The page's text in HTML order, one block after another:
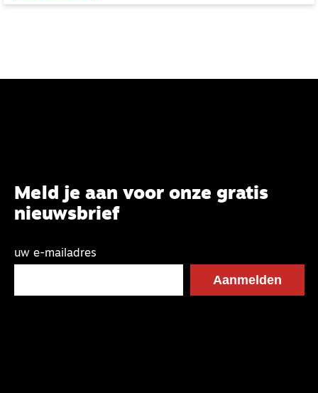
zelfbewaking als cement. Jarenlang dacht ik dat rust
blijven presteren om aanvaard te worden, wanneer
Meld je aan voor onze gratis
nieuwsbrief
uw e-mailadres